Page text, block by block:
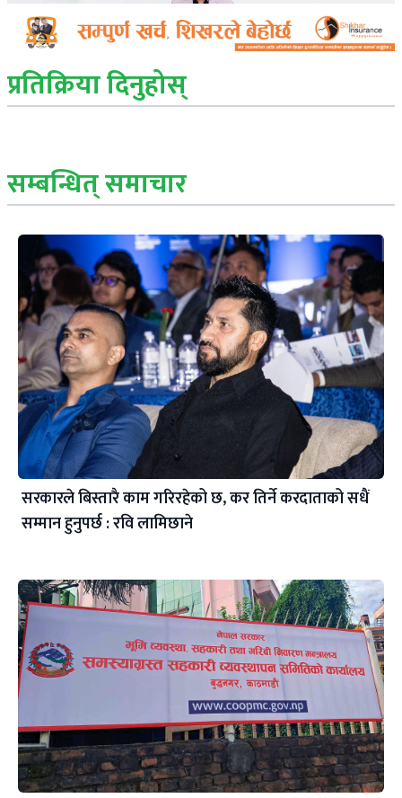
प्रतिक्रिया दिनुहोस्
सम्बन्धित् समाचार
सरकारले बिस्तारै काम गरिरहेको छ, कर तिर्ने करदाताको सधैं
सम्मान हुनुपर्छ : रवि लामिछाने